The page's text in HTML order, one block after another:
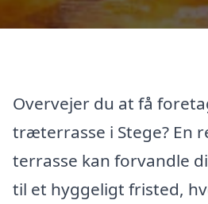
Overvejer du at få
træterrasse i Stege? En
terrasse kan forvandle
til et hyggeligt fristed,